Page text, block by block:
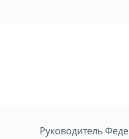
Руководитель